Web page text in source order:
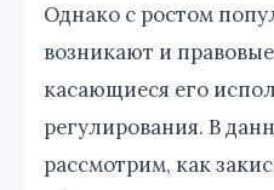
Однако с ростом
возникают и
касающиеся его
регулирования. В
рассмотрим, как